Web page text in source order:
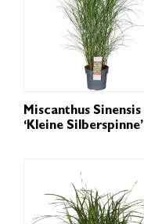
Miscanthus Sinensis
‘Kleine Silberspinne’